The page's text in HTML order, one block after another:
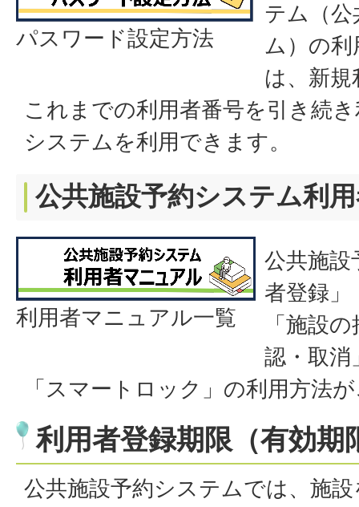
パスワード設定方法
テム（
ム）の利
は、新
これまでの利用者番号を引き続
システムを利用できます。
公共施設予約システム利
利用者マニュアル一覧
公共施設
者登録」
「施設
認・取消
「スマートロック」の利用方法
利用者登録期限（有効期
公共施設予約システムでは、施